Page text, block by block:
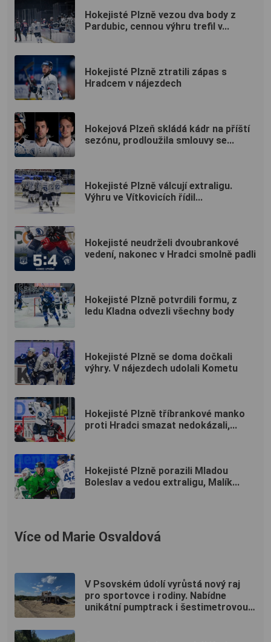
Hokejisté Plzně vezou dva body z
Pardubic, cennou výhru trefil v...
Hokejisté Plzně ztratili zápas s
Hradcem v nájezdech
Hokejová Plzeň skládá kádr na příští
sezónu, prodloužila smlouvy se...
Hokejisté Plzně válcují extraligu.
Výhru ve Vítkovicích řídil...
Hokejisté neudrželi dvoubrankové
vedení, nakonec v Hradci smolně padli
Hokejisté Plzně potvrdili formu, z
ledu Kladna odvezli všechny body
Hokejisté Plzně se doma dočkali
výhry. V nájezdech udolali Kometu
Hokejisté Plzně tříbrankové manko
proti Hradci smazat nedokázali,...
Hokejisté Plzně porazili Mladou
Boleslav a vedou extraligu, Malík...
Více od Marie Osvaldová
V Psovském údolí vyrůstá nový raj
pro sportovce i rodiny. Nabídne
unikátní pumptrack i šestimetrovou